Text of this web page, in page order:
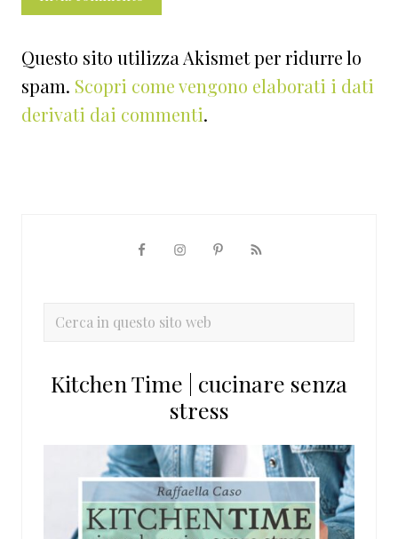
Questo sito utilizza Akismet per ridurre lo
spam. Scopri come vengono elaborati i dati
derivati dai commenti.
primaria
Cerca
sito
Kitchen Time | cucinare senza
stress